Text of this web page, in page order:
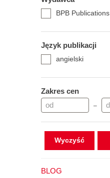
BPB Publications
Język publikacji
angielski
Zakres cen
–
Wyczyść
BLOG